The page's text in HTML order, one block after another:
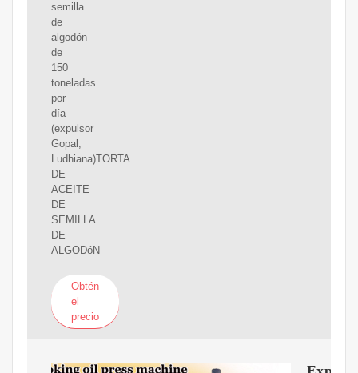
semilla
de
algodón
de
150
toneladas
por
día
(expulsor
Gopal,
Ludhiana)TORTA
DE
ACEITE
DE
SEMILLA
DE
ALGODóN
Obtén
el
precio